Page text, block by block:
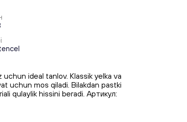
ideal tanlov. Klassik yelka va
uchun mos qiladi. Bilakdan pastki
qulaylik hissini beradi. Артикул: